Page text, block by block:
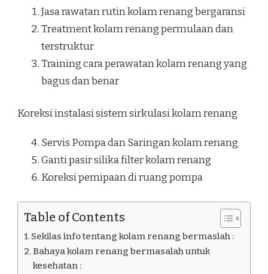
Jasa rawatan rutin kolam renang bergaransi
Treatment kolam renang permulaan dan
terstruktur
Training cara perawatan kolam renang yang
bagus dan benar
Koreksi instalasi sistem sirkulasi kolam renang
Servis Pompa dan Saringan kolam renang
Ganti pasir silika filter kolam renang
Koreksi pemipaan di ruang pompa
Table of Contents
Sekilas info tentang kolam renang bermaslah :
Bahaya kolam renang bermasalah untuk
kesehatan :